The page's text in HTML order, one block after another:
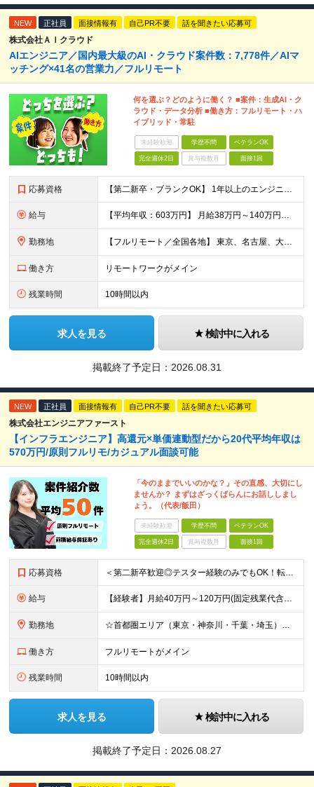
NEW 正社員 面接情報有 自己PR不要 話を聞きたい応募可
株式会社ＡＩクラウド
AIエンジニア／国内最大級のAI・クラウド案件数：7,778件／AIマ
ッチング×41名の営業力／フルリモート
何を選ぶ？どのように働く？ ■案件：生成AI・ク
ラウド・データ分析 ■働き方：フルリモート・ハ
イブリッド・常駐
未経験歓迎 学歴不問 ベテランOK
完全週休2日 賞与複数月 面接1回
応募資格 【第二新卒・ブランクOK】 1年以上のエンジニア経験がある方(開発・インフラ・工程・言語一切不問） 文理・学歴不問 【三上さんの事例】 転職前 AWS案件を希望していましたが、資格や評価軸が不明確で
給与 【平均年収：603万円】 月給38万円～140万円＋諸手当（経験者） 【平均年収603万円】 ※案件の契約内容や昇給額などはすべて開示します。 ※経験や能力を考慮し決定します。 ※月給には固定残業
勤務地 【フルリモート／全国各地】 東京、名古屋、大阪、福岡を中心とした全国のプロジェクトにアサイン。 ※プロジェクトは完全選択制です。 ※フルリモート、ハイブリッド型、常駐案件から自由に選択可能です。 ※転
働き方 リモートワークがメイン
残業時間 10時間以内
求人を見る 検討中に入れる
掲載終了予定日： 2026.08.31
NEW 正社員 面接情報有 自己PR不要 話を聞きたい応募可
株式会社エンジニアファースト
【インフラエンジニア】高還元×単価連動型だから20代平均年収は
570万円/原則フルリモ/カジュアル面談可能
「今のままでいいのかな？」その直感、大切にし
ませんか？ まずはざっくばらんにお話ししまし
ょう。（代表/飯田）
未経験歓迎 学歴不問 ベテランOK
完全週休2日 賞与複数月 面接1回
応募資格 ＜第二新卒歓迎◎テスター経験のみでもOK！転職回数不問＞ ■学歴不問 ■ブランクOK ■エンジニアとしての実務経験が1年以上ある方 └開発、インフラ、工程、言語は一切不問！ ※未経験も若干名募集して
給与 【経験者】月給40万円～120万円(固定残業代含む)+各種手当 ★前職給与の総収入額を100％保証｜還元率84％〜100％ ★20代の平均年収570万円 ※月給には、みなし残業手当(月30時間／5万
勤務地 ☆首都圏エリア（東京・神奈川・千葉・埼玉）・名古屋・大阪・福岡を中心とした全国各地のプロジェクト先に参画いただきます。 ※希望をヒアリングした上で決定します ☆全国各地からフルリモートOK 【本社】
働き方 フルリモートがメイン
残業時間 10時間以内
求人を見る 検討中に入れる
掲載終了予定日： 2026.08.27